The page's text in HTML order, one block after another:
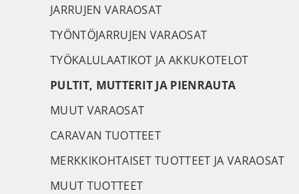
JARRUJEN VARAOSAT
TYÖNTÖJARRUJEN VARAOSAT
TYÖKALULAATIKOT JA AKKUKOTELOT
PULTIT, MUTTERIT JA PIENRAUTA
MUUT VARAOSAT
CARAVAN TUOTTEET
MERKKIKOHTAISET TUOTTEET JA VARAOSAT
MUUT TUOTTEET